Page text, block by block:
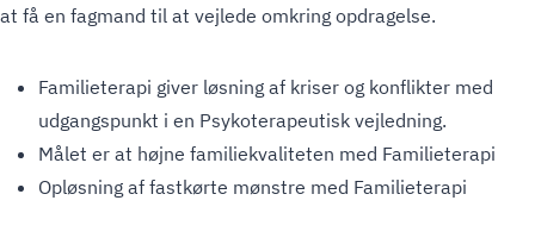
at få en fagmand til at vejlede omkring opdragelse.
Familieterapi giver løsning af kriser og konflikter med
udgangspunkt i en Psykoterapeutisk vejledning.
Målet er at højne familiekvaliteten med Familieterapi
Opløsning af fastkørte mønstre med Familieterapi